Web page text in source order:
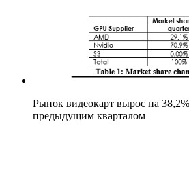
Рынок видеокарт вырос на
предыдущим кварталом